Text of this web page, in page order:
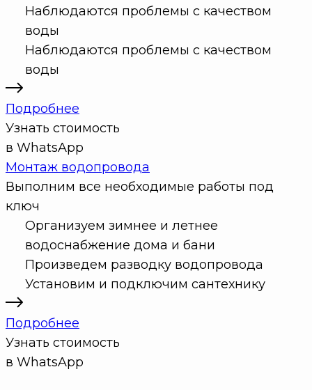
Наблюдаются проблемы с качеством
воды
Наблюдаются проблемы с качеством
воды
Подробнее
Узнать стоимость
в WhatsApp
Монтаж водопровода
Выполним все необходимые работы под
ключ
Организуем зимнее и летнее
водоснабжение дома и бани
Произведем разводку водопровода
Установим и подключим сантехнику
Подробнее
Узнать стоимость
в WhatsApp